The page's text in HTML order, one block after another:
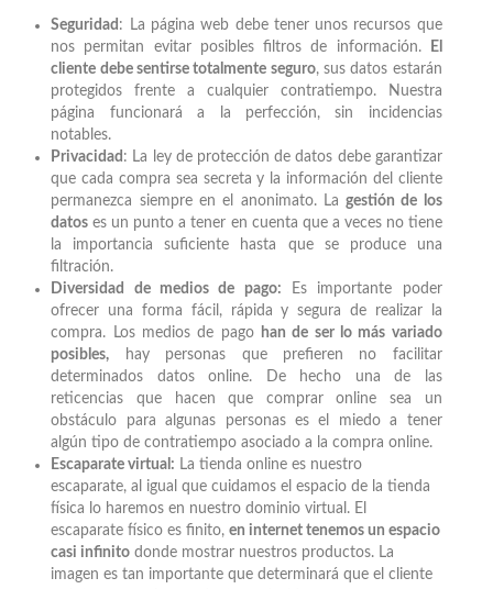
Seguridad : La página web debe tener unos recursos que
nos permitan evitar posibles filtros de información.
El
cliente debe sentirse totalmente seguro, sus datos estarán
protegidos frente a cualquier contratiempo. Nuestra
página funcionará a la perfección, sin incidencias
notables.
Privacidad : La ley de protección de datos debe garantizar
que cada compra sea secreta y la información del cliente
permanezca siempre en el anonimato. Lagestión de los
datos es un punto a tener en cuenta que a veces no tiene
la importancia suficiente hasta que se produce una
filtración.
Diversidad de medios de pago: Es importante poder
ofrecer una forma fácil, rápida y segura de realizar la
compra. Los medios de pago han de ser lo más variado
posibles, hay personas que prefieren no facilitar
determinados datos online. De hecho una de las
reticencias que hacen que comprar online sea un
obstáculo para algunas personas es el miedo a tener
algún tipo de contratiempo asociado a la compra online.
Escaparate virtual: La tienda online es nuestro
escaparate, al igual que cuidamos el espacio de la tienda
física lo haremos en nuestro dominio virtual. El
escaparate físico es finito,en internet tenemos un espacio
casi infinito donde mostrar nuestros productos. La
imagen es tan importante que determinará que el cliente